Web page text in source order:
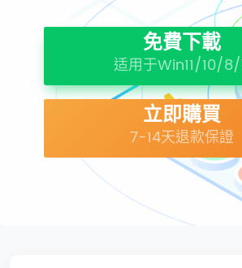
免費下載
适用于Win11/10/
立即購買
7-14天退款保證